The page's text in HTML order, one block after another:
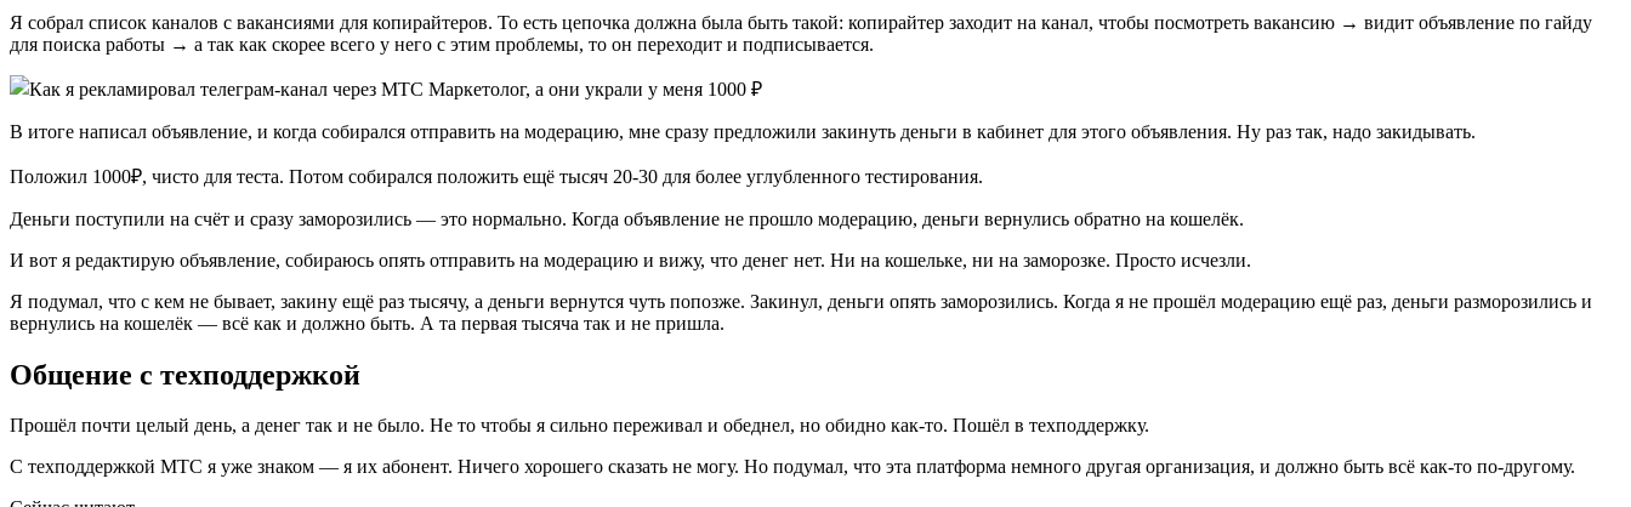
Я собрал список каналов с вакансиями для копирайтеров. То есть цепочка должна была быть такой: копирайтер заходит на канал, чтобы посмотреть вакансию → видит объявление по гайду
для поиска работы → а так как скорее всего у него с этим проблемы, то он переходит и подписывается.
В итоге написал объявление, и когда собирался отправить на модерацию, мне сразу предложили закинуть деньги в кабинет для этого объявления. Ну раз так, надо закидывать.
Положил 1000₽, чисто для теста. Потом собирался положить ещё тысяч 20-30 для более углубленного тестирования.
Деньги поступили на счёт и сразу заморозились — это нормально. Когда объявление не прошло модерацию, деньги вернулись обратно на кошелёк.
И вот я редактирую объявление, собираюсь опять отправить на модерацию и вижу, что денег нет. Ни на кошельке, ни на заморозке. Просто исчезли.
Я подумал, что с кем не бывает, закину ещё раз тысячу, а деньги вернутся чуть попозже. Закинул, деньги опять заморозились. Когда я не прошёл модерацию ещё раз, деньги разморозились и
вернулись на кошелёк — всё как и должно быть. А та первая тысяча так и не пришла.
Общение с техподдержкой
Прошёл почти целый день, а денег так и не было. Не то чтобы я сильно переживал и обеднел, но обидно как-то. Пошёл в техподдержку.
С техподдержкой МТС я уже знаком — я их абонент. Ничего хорошего сказать не могу. Но подумал, что эта платформа немного другая организация, и должно быть всё как-то по-другому.